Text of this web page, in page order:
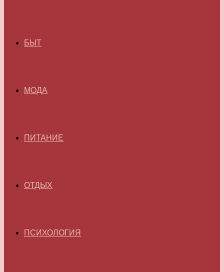
БЫТ
МОДА
ПИТАНИЕ
ОТДЫХ
ПСИХОЛОГИЯ